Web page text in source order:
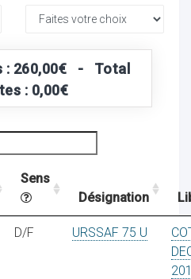
: 260,00€ - Total
: 0,00€
Sens
Désignation
D/F URSSAF 75 U